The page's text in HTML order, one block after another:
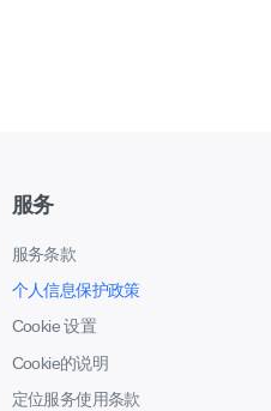
服务
服务条款
个人信息保护政策
Cookie 设置
Cookie的说明
定位服务使用条款